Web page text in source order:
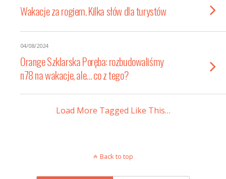
Wakacje za rogiem. Kilka słów dla turystów
04/08/2024
Orange Szklarska Poręba: rozbudowaliśmy
n78 na wakacje, ale… co z tego?
Load More Tagged Like This…
Back to top